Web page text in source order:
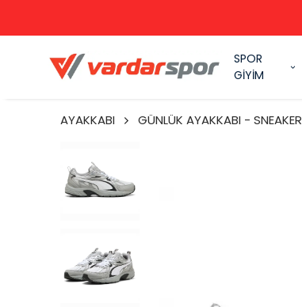
SPOR
GİYİM
AYAKKABI GÜNLÜK AYAKKABI - SNEAKER